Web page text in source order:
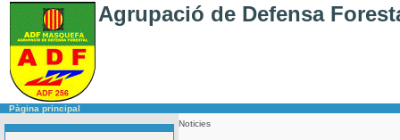
Agrupació de Defensa
Pàgina principal
Noticies